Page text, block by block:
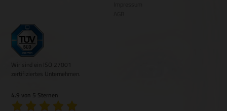
Wir sind ein ISO 27001
zertifiziertes Unternehmen.
4.9 von 5 Sternen